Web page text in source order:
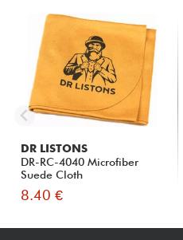
DR LISTONS
DR-RC-4040 Microfiber
Suede Cloth
8.40 €